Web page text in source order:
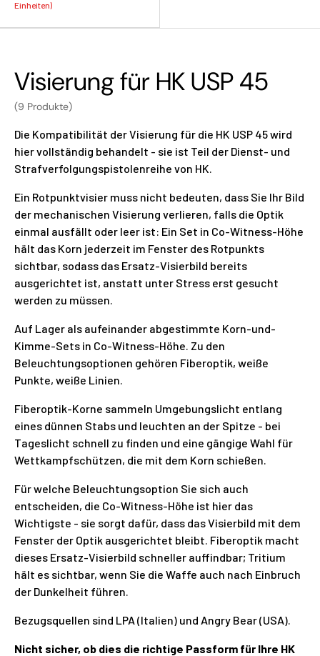
Einheiten)
Visierung für HK USP 45
(9 Produkte)
Die Kompatibilität der Visierung für die HK USP 45 wird
hier vollständig behandelt - sie ist Teil der Dienst- und
Strafverfolgungspistolenreihe von HK.
Ein Rotpunktvisier muss nicht bedeuten, dass Sie Ihr Bild
der mechanischen Visierung verlieren, falls die Optik
einmal ausfällt oder leer ist: Ein Set in Co-Witness-Höhe
hält das Korn jederzeit im Fenster des Rotpunkts
sichtbar, sodass das Ersatz-Visierbild bereits
ausgerichtet ist, anstatt unter Stress erst gesucht
werden zu müssen.
Auf Lager als aufeinander abgestimmte Korn-und-
Kimme-Sets in Co-Witness-Höhe. Zu den
Beleuchtungsoptionen gehören Fiberoptik, weiße
Punkte, weiße Linien.
Fiberoptik-Korne sammeln Umgebungslicht entlang
eines dünnen Stabs und leuchten an der Spitze - bei
Tageslicht schnell zu finden und eine gängige Wahl für
Wettkampfschützen, die mit dem Korn schießen.
Für welche Beleuchtungsoption Sie sich auch
entscheiden, die Co-Witness-Höhe ist hier das
Wichtigste - sie sorgt dafür, dass das Visierbild mit dem
Fenster der Optik ausgerichtet bleibt. Fiberoptik macht
dieses Ersatz-Visierbild schneller auffindbar; Tritium
hält es sichtbar, wenn Sie die Waffe auch nach Einbruch
der Dunkelheit führen.
Bezugsquellen sind LPA (Italien) und Angry Bear (USA).
Nicht sicher, ob dies die richtige Passform für Ihre HK